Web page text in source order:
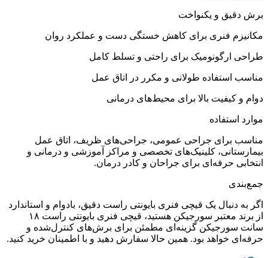
برش دقیق و یکنواخت
مکانیزم فنری برای کاهش خستگی دست و عملکرد روان
طراحی ارگونومیک برای راحتی و تسلط کامل
مناسب استفاده طولانی و مکرر در اتاق عمل
دوام و کیفیت بالا برای محیط‌های درمانی
موارد استفاده
مناسب برای جراحی عمومی، جراحی‌های ظریف، اتاق عمل
بیمارستانی، کلینیک‌های تخصصی و مراکز آموزشی و درمانی و
انتخابی حرفه‌ای برای جراحان و کادر درمان.
جمع‌بندی
اگر به دنبال یک قیچی فنری بایونتی راست دقیق، بادوام و استاندارد
از برند معتبر سورجیکن هستید، قیچی فنری بایونتی راست ۱۸
سانت سورجیکن گزینه‌ای مطمئن برای برش‌های کنترل‌شده و
حرفه‌ای خواهد بود. همین حالا سفارش دهید و با اطمینان خرید کنید.